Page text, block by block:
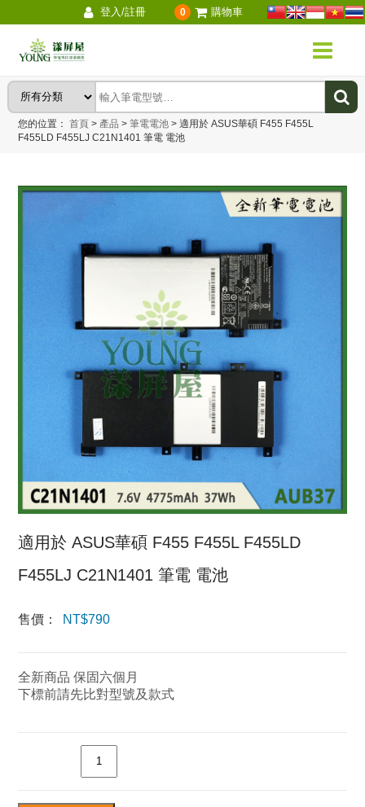
登入/註冊 0 購物車
您的位置：首頁 > 產品 > 筆電電池 > 適用於 ASUS華碩 F455 F455L
F455LD F455LJ C21N1401 筆電 電池
適用於 ASUS華碩 F455 F455L F455LD
F455LJ C21N1401 筆電 電池
售價： NT$790
全新商品 保固六個月
下標前請先比對型號及款式